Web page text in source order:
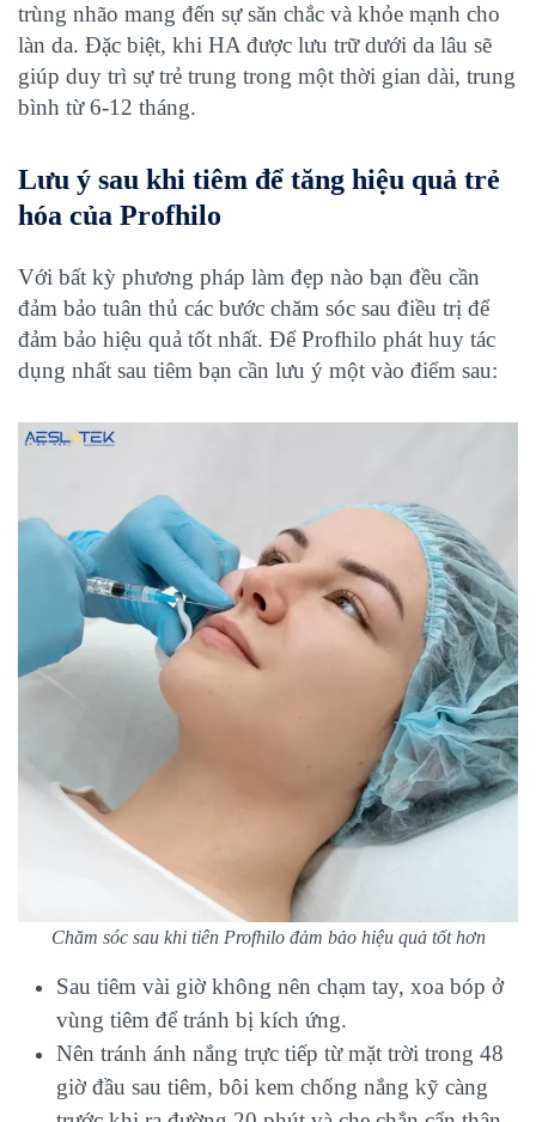
trùng nhão mang đến sự săn chắc và khỏe mạnh cho
làn da. Đặc biệt, khi HA được lưu trữ dưới da lâu sẽ
giúp duy trì sự trẻ trung trong một thời gian dài, trung
bình từ 6-12 tháng.
Lưu ý sau khi tiêm để tăng hiệu quả trẻ
hóa của Profhilo
Với bất kỳ phương pháp làm đẹp nào bạn đều cần
đảm bảo tuân thủ các bước chăm sóc sau điều trị để
đảm bảo hiệu quả tốt nhất. Để Profhilo phát huy tác
dụng nhất sau tiêm bạn cần lưu ý một vào điểm sau:
Chăm sóc sau khi tiên Profhilo đảm bảo hiệu quả tốt hơn
Sau tiêm vài giờ không nên chạm tay, xoa bóp ở
vùng tiêm để tránh bị kích ứng.
Nên tránh ánh nắng trực tiếp từ mặt trời trong 48
giờ đầu sau tiêm, bôi kem chống nắng kỹ càng